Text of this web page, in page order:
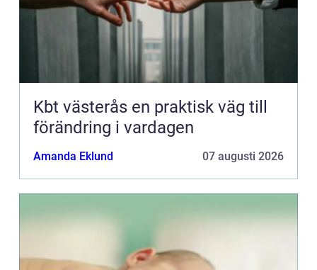
Kbt västerås en praktisk väg till
förändring i vardagen
Amanda Eklund 07 augusti 2026